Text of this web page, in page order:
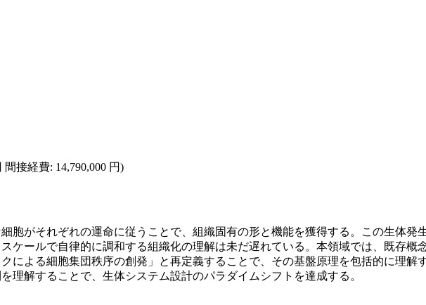
間接経費: 14,790,000 円)
胞がそれぞれの運命に従うことで、組織固有の形と機能を獲得する。この生体発
ケールで自律的に調和する組織化の理解は未だ遅れている。本領域では、既存
による細胞集団秩序の創発」と再定義することで、その基盤原理を包括的に理
理解することで、生体システム設計のパラダイムシフトを達成する。